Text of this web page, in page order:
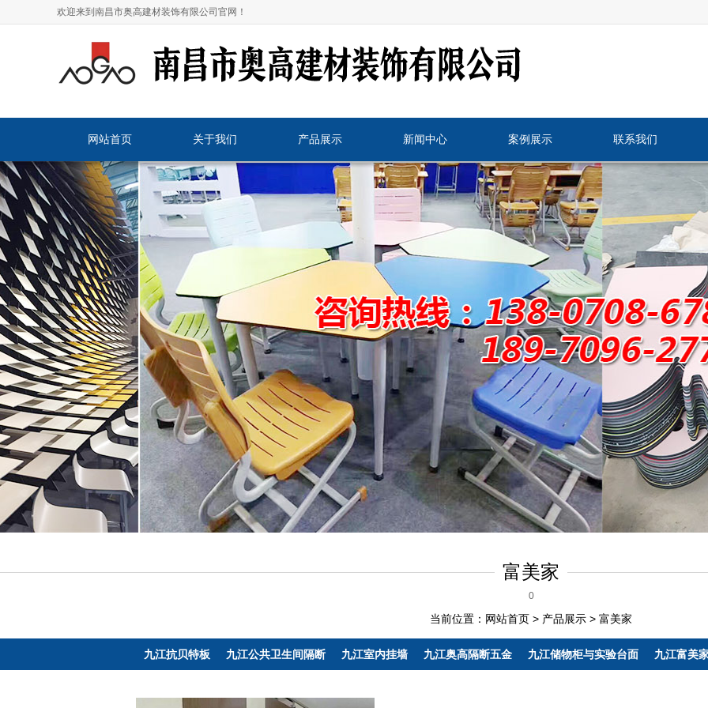
欢迎来到南昌市奥高建材装饰有限公司官网！
网站首页 关于我们 产品展示 新闻中心 案例展示 联系我们
富美家
0
当前位置： 网站首页 > 产品展示 > 富美家
九江抗贝特板 九江公共卫生间隔断 九江室内挂墙 九江奥高隔断五金 九江储物柜与实验台面 九江富美